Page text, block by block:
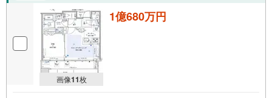
画像11枚
1億680万円